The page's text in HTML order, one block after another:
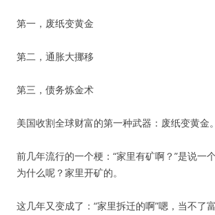
第一，废纸变黄金
第二，通胀大挪移
第三，债务炼金术
美国收割全球财富的第一种武器：废纸变黄金。
前几年流行的一个梗：“家里有矿啊？”是说一
为什么呢？家里开矿的。
这几年又变成了：“家里拆迁的啊”嗯，当不了